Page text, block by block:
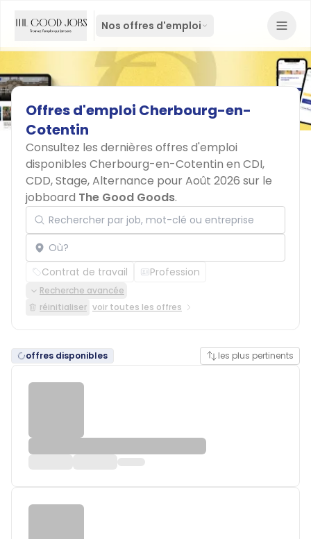
Nos offres d'emploi
Offresd'emploi Cherbourg-en-
Cotentin
Consultez les dernières offres d'emploi
disponibles Cherbourg-en-Cotentin en CDI,
CDD, Stage, Alternance pour Août 2026 sur le
jobboard The Good Goods.
Rechercher par job, mot-clé ou entreprise
Localisation
Contrat de travail Profession
Recherche avancée
réinitialiser voir toutes les offres
offres disponibles les plus pertinents